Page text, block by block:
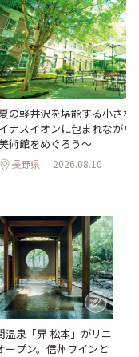
の軽井沢を堪能する小さな
イナスイオンに包まれながら
術館をめぐろう～
長野県 2026.08.10
温泉「界 松本」がリニ
ープン。信州ワインと